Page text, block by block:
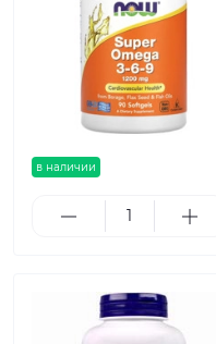
в наличии